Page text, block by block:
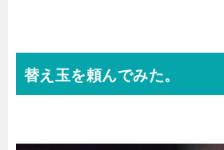
替え玉を頼んでみた。